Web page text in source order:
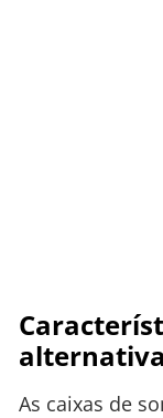
As caixas de